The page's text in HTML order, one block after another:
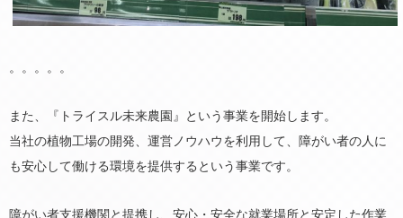
。。。。。
また、『トライスル未来農園』という事業を開始します。
当社の植物工場の開発、運営ノウハウを利用して、障がい者の人に
も安心して働ける環境を提供するという事業です。
障がい者支援機関と提携し、安心・安全な就業場所と安定した作業